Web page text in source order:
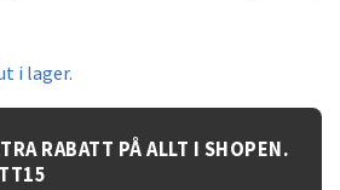
i lager.
RABATT PÅ ALLT I SHOPEN.